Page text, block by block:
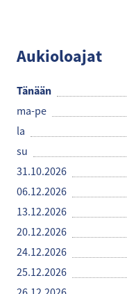
Aukioloajat
Tänään
ma-pe
la
su
31.10.2026
06.12.2026
13.12.2026
20.12.2026
24.12.2026
25.12.2026